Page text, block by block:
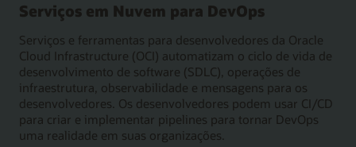
Serviços em Nuvem para DevOps
Serviços e ferramentas para desenvolvedores da Oracle
Cloud Infrastructure (OCI) automatizam o ciclo de vida de
desenvolvimento de software (SDLC), operações de
infraestrutura, observabilidade e mensagens para os
desenvolvedores. Os desenvolvedores podem usar CI/CD
para criar e implementar pipelines para tornar DevOps
uma realidade em suas organizações.